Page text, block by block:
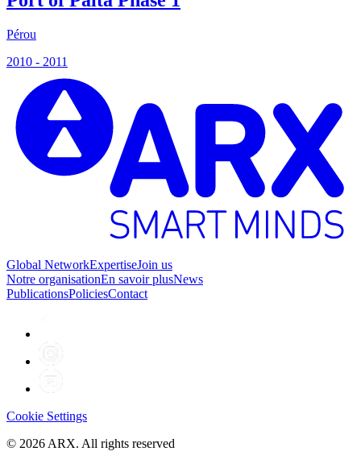
Pérou
2010 - 2011
Global NetworkExpertiseJoin us
Notre organisationEn savoir plusNews
PublicationsPoliciesContact
Cookie Settings
© 2026 ARX. All rights reserved